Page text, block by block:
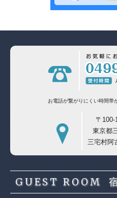
お電話が繋がりにくい時間帯
〒100-
東京都
三宅村阿
GUEST ROOM